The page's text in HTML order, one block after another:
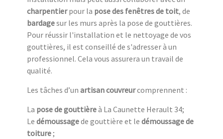
charpentierpour la pose des fenêtres de toit, de
bardagesur les murs après la pose de gouttières.
Pour réussir l'installation et le nettoyage de vos
gouttières, il est conseillé de s'adresser à un
professionnel. Cela vous assurera un travail de
qualité.
Les tâches d’un artisan couvreurcomprennent :
La pose de gouttièreà La Caunette Herault 34;
Le démoussagede gouttière et le démoussage de
toiture;